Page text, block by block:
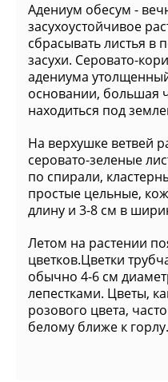
Адениум обесум -
засухоустойчивое
сбрасывать листья в
засухи. Серовато-
адениума
основании, большая
находиться под
На верхушке ветвей
серовато-зеленые
по спирали,
простые цельные,
длину и 3-8 см в
Летом на растении
цветков.Цветки
обычно 4-6 см
лепестками. Цветы,
розового цвета,
белому ближе к горлу.